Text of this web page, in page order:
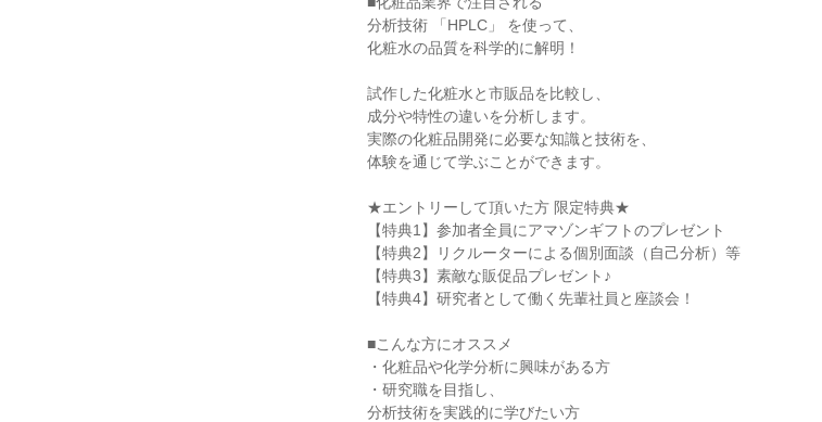
分析技術 「HPLC」 を使って、
化粧水の品質を科学的に解明！
試作した化粧水と市販品を比較し、
成分や特性の違いを分析します。
実際の化粧品開発に必要な知識と技術を、
体験を通じて学ぶことができます。
★エントリーして頂いた方 限定特典★
【特典1】参加者全員にアマゾンギフトのプレゼント
【特典2】リクルーターによる個別面談（自己分析）等
【特典3】素敵な販促品プレゼント♪
【特典4】研究者として働く先輩社員と座談会！
■こんな方にオススメ
・化粧品や化学分析に興味がある方
・研究職を目指し、
分析技術を実践的に学びたい方